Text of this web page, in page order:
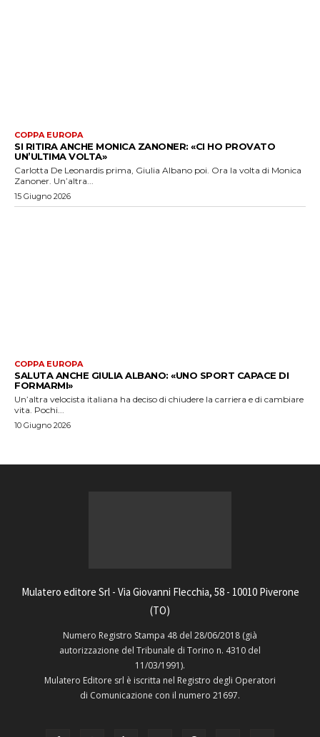
COPPA EUROPA
SI RITIRA ANCHE MONICA ZANONER: «CI HO PROVATO
UN’ULTIMA VOLTA»
Carlotta De Leonardis prima, Giulia Albano poi. Ora la volta di Monica
Zanoner. Un’altra...
15 Giugno 2026
COPPA EUROPA
SALUTA ANCHE GIULIA ALBANO: «UNO SPORT CAPACE DI
FORMARMI»
Un’altra velocista italiana ha deciso di chiudere la carriera e di cambiare
vita. Pochi...
10 Giugno 2026
Mulatero editore Srl - Via Giovanni Flecchia, 58 - 10010 Piverone
(TO)
Numero Registro Stampa 48 del 28/06/2018 (già
autorizzazione del Tribunale di Torino n. 4310 del
11/03/1991).
Mulatero Editore srl è iscritta nel Registro degli Operatori
di Comunicazione con il numero 21697.